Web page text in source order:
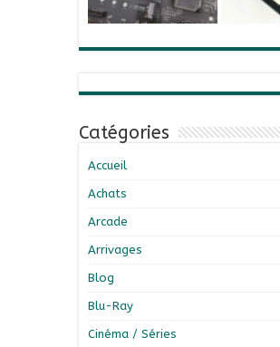
Catégories
Accueil
Achats
Arcade
Arrivages
Blog
Blu-Ray
Cinéma / Séries